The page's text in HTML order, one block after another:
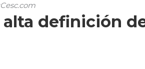
alta definición